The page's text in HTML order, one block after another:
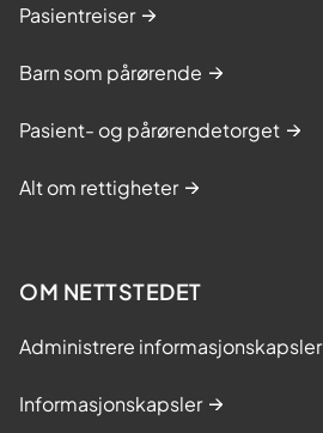
Pasientreiser
Barn som pårørende
Pasient- og pårørendetorget
Alt om rettigheter
OM NETTSTEDET
Administrere informasjonskapsler
Informasjonskapsler